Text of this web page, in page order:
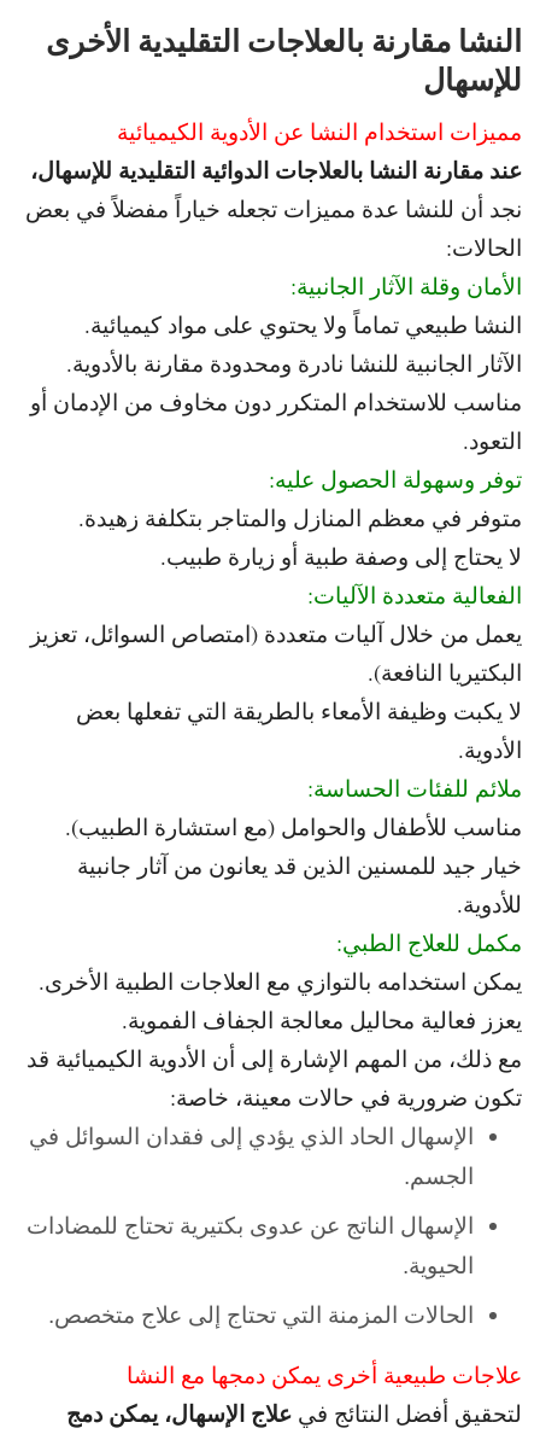
النشا مقارنة بالعلاجات التقليدية الأخرى
للإسهال
مميزات استخدام النشا عن الأدوية الكيميائية
عند مقارنة النشا بالعلاجات الدوائية التقليدية للإسهال،
نجد أن للنشا عدة مميزات تجعله خياراً مفضلاً في بعض
الحالات:
الأمان وقلة الآثار الجانبية:
النشا طبيعي تماماً ولا يحتوي على مواد كيميائية.
الآثار الجانبية للنشا نادرة ومحدودة مقارنة بالأدوية.
مناسب للاستخدام المتكرر دون مخاوف من الإدمان أو
التعود.
توفر وسهولة الحصول عليه:
متوفر في معظم المنازل والمتاجر بتكلفة زهيدة.
لا يحتاج إلى وصفة طبية أو زيارة طبيب.
الفعالية متعددة الآليات:
يعمل من خلال آليات متعددة (امتصاص السوائل، تعزيز
البكتيريا النافعة).
لا يكبت وظيفة الأمعاء بالطريقة التي تفعلها بعض
الأدوية.
ملائم للفئات الحساسة:
مناسب للأطفال والحوامل (مع استشارة الطبيب).
خيار جيد للمسنين الذين قد يعانون من آثار جانبية
للأدوية.
مكمل للعلاج الطبي:
يمكن استخدامه بالتوازي مع العلاجات الطبية الأخرى.
يعزز فعالية محاليل معالجة الجفاف الفموية.
مع ذلك، من المهم الإشارة إلى أن الأدوية الكيميائية قد
تكون ضرورية في حالات معينة، خاصة:
الإسهال الحاد الذي يؤدي إلى فقدان السوائل في
الجسم.
الإسهال الناتج عن عدوى بكتيرية تحتاج للمضادات
الحيوية.
الحالات المزمنة التي تحتاج إلى علاج متخصص.
علاجات طبيعية أخرى يمكن دمجها مع النشا
لتحقيق أفضل النتائج في علاج الإسهال، يمكن دمج